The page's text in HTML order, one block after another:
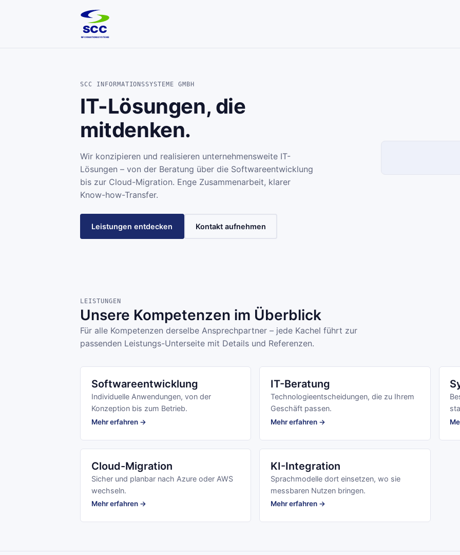
SCC
INFORMATIONSSYSTEME
SCC INFORMATIONSSYSTEME GMBH
IT-Lösungen, die
mitdenken.
Wir konzipieren und realisieren unternehmensweite IT-
Lösungen – von der Beratung über die Softwareentwicklung
bis zur Cloud-Migration. Enge Zusammenarbeit, klarer
Know-how-Transfer.
Leistungen entdecken Kontakt aufnehmen
LEISTUNGEN
Unsere Kompetenzen im Überblick
Für alle Kompetenzen derselbe Ansprechpartner – jede Kachel führt zur
passenden Leistungs-Unterseite mit Details und Referenzen.
Softwareentwicklung
Individuelle Anwendungen, von der
Konzeption bis zum Betrieb.
Mehr erfahren →
IT-Beratung
Technologieentscheidungen, die zu Ihrem
Geschäft passen.
Mehr erfahren →
Cloud-Migration
Sicher und planbar nach Azure oder AWS
wechseln.
Mehr erfahren →
KI-Integration
Sprachmodelle dort einsetzen, wo sie
messbaren Nutzen bringen.
Mehr erfahren →